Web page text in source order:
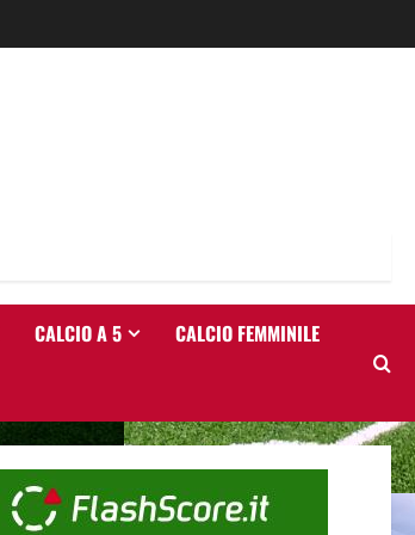
CALCIO A 5 CALCIO FEMMINILE